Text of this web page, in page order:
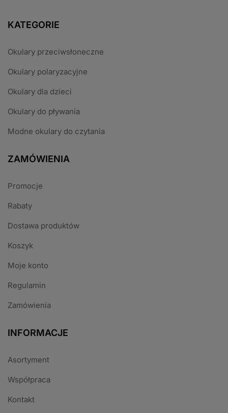
KATEGORIE
Okulary przeciwsłoneczne
Okulary polaryzacyjne
Okulary dla dzieci
Okulary do pływania
Modne okulary do czytania
ZAMÓWIENIA
Promocje
Rabaty
Dostawa produktów
Koszyk
Moje konto
Regulamin
Zamówienia
INFORMACJE
Asortyment
Współpraca
Kontakt